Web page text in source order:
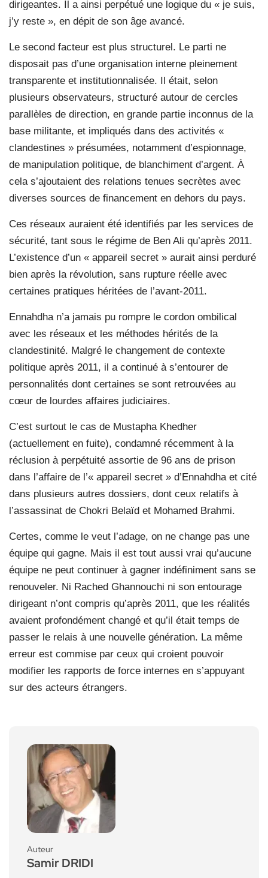
dirigeantes. Il a ainsi perpétué une logique du « je suis,
j’y reste », en dépit de son âge avancé.
Le second facteur est plus structurel. Le parti ne
disposait pas d’une organisation interne pleinement
transparente et institutionnalisée. Il était, selon
plusieurs observateurs, structuré autour de cercles
parallèles de direction, en grande partie inconnus de la
base militante, et impliqués dans des activités «
clandestines » présumées, notamment d’espionnage,
de manipulation politique, de blanchiment d’argent. À
cela s’ajoutaient des relations tenues secrètes avec
diverses sources de financement en dehors du pays.
Ces réseaux auraient été identifiés par les services de
sécurité, tant sous le régime de Ben Ali qu’après 2011.
L’existence d’un « appareil secret » aurait ainsi perduré
bien après la révolution, sans rupture réelle avec
certaines pratiques héritées de l’avant-2011.
Ennahdha n’a jamais pu rompre le cordon ombilical
avec les réseaux et les méthodes hérités de la
clandestinité. Malgré le changement de contexte
politique après 2011, il a continué à s’entourer de
personnalités dont certaines se sont retrouvées au
cœur de lourdes affaires judiciaires.
C’est surtout le cas de Mustapha Khedher
(actuellement en fuite), condamné récemment à la
réclusion à perpétuité assortie de 96 ans de prison
dans l’affaire de l’« appareil secret » d’Ennahdha et cité
dans plusieurs autres dossiers, dont ceux relatifs à
l’assassinat de Chokri Belaïd et Mohamed Brahmi.
Certes, comme le veut l’adage, on ne change pas une
équipe qui gagne. Mais il est tout aussi vrai qu’aucune
équipe ne peut continuer à gagner indéfiniment sans se
renouveler. Ni Rached Ghannouchi ni son entourage
dirigeant n’ont compris qu’après 2011, que les réalités
avaient profondément changé et qu’il était temps de
passer le relais à une nouvelle génération. La même
erreur est commise par ceux qui croient pouvoir
modifier les rapports de force internes en s’appuyant
sur des acteurs étrangers.
Auteur
Samir DRIDI